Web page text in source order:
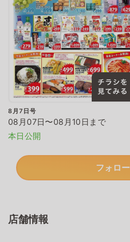
8月7日号
08月07日〜08月10日まで
本日公開
フォロー
店舗情報